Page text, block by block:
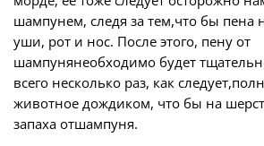
шампунем, следя за тем,что бы пена
уши, рот и нос. После этого, пену от
шампунянеобходимо будет
всего несколько раз, как
животное дождиком, что бы на
запаха отшампуня.